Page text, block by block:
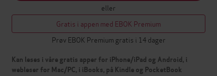
eller
Gratis i appen med EBOK Premium
Prøv EBOK Premium gratis i 14 dager
Kan leses i våre gratis apper for iPhone/iPad og Android, i
webleser for Mac/PC, i iBooks, på Kindle og PocketBook